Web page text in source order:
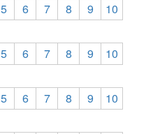
5 6 7 8 9
10
5 6 7 8 9
10
5 6 7 8 9
10